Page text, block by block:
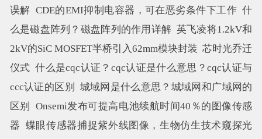
误解 CDE的EMI抑制电容器，可在恶劣条件下工作 什
么是磁盘阵列？磁盘阵列的作用详解 英飞凌将1.2kV和
2kV的SiC MOSFET半桥引入62mm模块封装 芯时光乔迁
仪式 什么是cqc认证？cqc认证是什么意思？cqc认证与
ccc认证的区别
城域网是什么意思？城域网和广域网的
区别
Onsemi发布可提高电池续航时间40％的图像传感
器 蝶眼传感器捕捉紫外线图像，生物仿生技术窥探光